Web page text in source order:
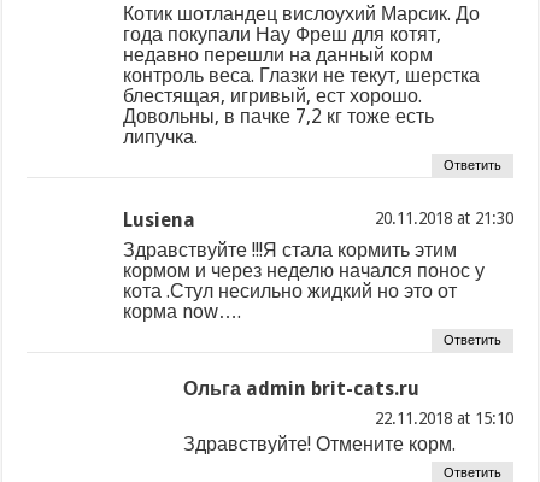
Котик шотландец вислоухий Марсик. До
года покупали Нау Фреш для котят,
недавно перешли на данный корм
контроль веса. Глазки не текут, шерстка
блестящая, игривый, ест хорошо.
Довольны, в пачке 7,2 кг тоже есть
липучка.
Ответить
Lusiena at
Здравствуйте !!!Я стала кормить этим
кормом и через неделю начался понос у
кота .Стул несильно жидкий но это от
корма now….
Ответить
Ольга admin brit-cats.ru
at
Здравствуйте! Отмените корм.
Ответить